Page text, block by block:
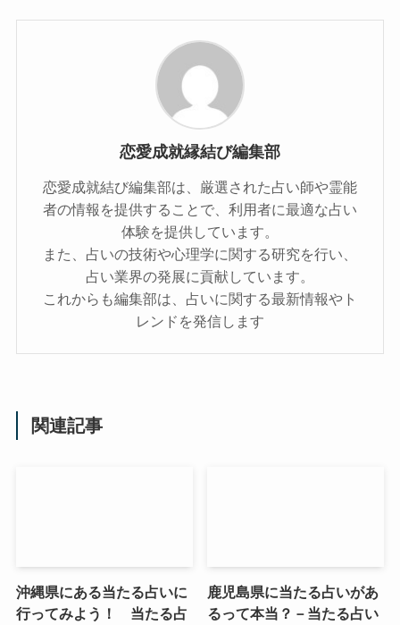
恋愛成就縁結び編集部
恋愛成就結び編集部は、厳選された占い師や霊能
者の情報を提供することで、利用者に最適な占い
体験を提供しています。
また、占いの技術や心理学に関する研究を行い、
占い業界の発展に貢献しています。
これからも編集部は、占いに関する最新情報やト
レンドを発信します
関連記事
沖縄県にある当たる占いに
行ってみよう！ 当たる占
鹿児島県に当たる占いがあ
るって本当？－当たる占い